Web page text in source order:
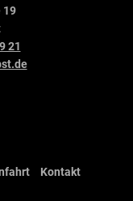
19
21
Kontakt